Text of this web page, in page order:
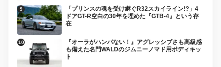
「プリンスの魂を受け継ぐR32スカイライン!?」4
ドアGT-R空白の30年を埋めた『GTB-4』という存
在
『オーラがハンパない！』アグレッシブさも高級感
も備えた名門WALDのジムニーノマド用ボディキッ
ト